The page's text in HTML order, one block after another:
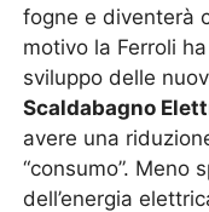
fogne e diventerà
motivo la Ferroli
sviluppo delle
Scaldabagno
avere una
“consumo”. Meno
dell’energia